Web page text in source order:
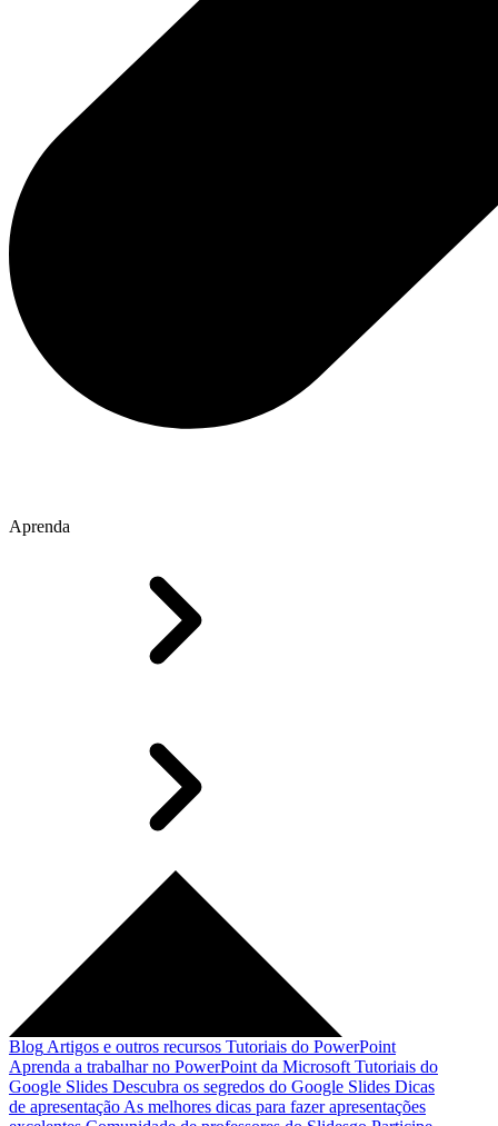
Aprenda
Blog Artigos e outros recursos Tutoriais do PowerPoint
Aprenda a trabalhar no PowerPoint da Microsoft Tutoriais do
Google Slides Descubra os segredos do Google Slides Dicas
de apresentação As melhores dicas para fazer apresentações